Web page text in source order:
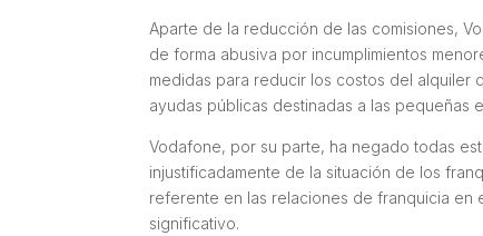
Aparte de la reducción de las comisiones,
de forma abusiva por incumplimientos
medidas para reducir los costos del
ayudas públicas destinadas a las pequeñas
Vodafone, por su parte, ha negado todas
injustificadamente de la situación de los
referente en las relaciones de franquicia en
significativo.